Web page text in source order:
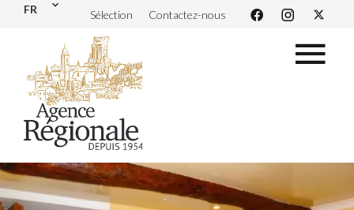
FR Sélection Contactez-nous